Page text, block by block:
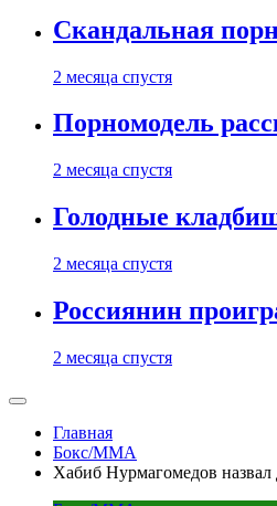
Скандальная
2 месяца спустя
Порномодель
2 месяца спустя
Голодные
2 месяца спустя
Россиянин
2 месяца спустя
Главная
Бокс/MMA
Хабиб Нурмагомедов назвал